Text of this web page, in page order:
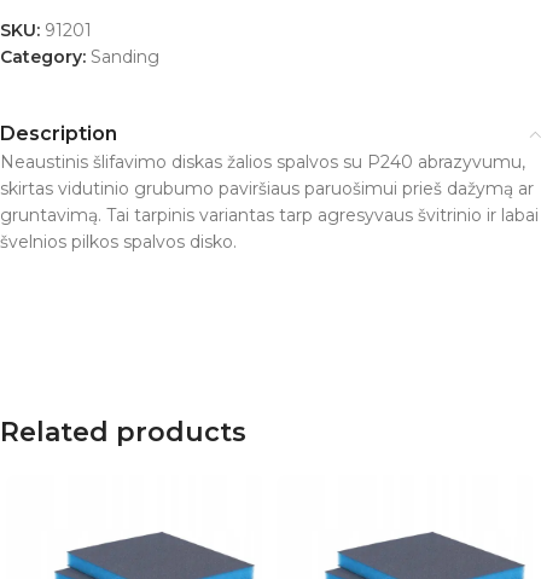
SKU: 91201
Category: Sanding
Description
Neaustinis šlifavimo diskas žalios spalvos su P240 abrazyvumu,
skirtas vidutinio grubumo paviršiaus paruošimui prieš dažymą ar
gruntavimą. Tai tarpinis variantas tarp agresyvaus švitrinio ir labai
švelnios pilkos spalvos disko.
Related products